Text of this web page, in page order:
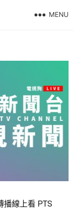
MENU
播線上看 PTS